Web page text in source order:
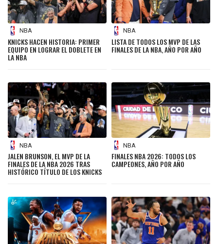
NBA
KNICKS HACEN HISTORIA: PRIMER
EQUIPO EN LOGRAR EL DOBLETE EN
LA NBA
NBA
LISTA DE TODOS LOS MVP DE LAS
FINALES DE LA NBA, AÑO POR AÑO
NBA
JALEN BRUNSON, EL MVP DE LA
FINALES DE LA NBA 2026 TRAS
HISTÓRICO TÍTULO DE LOS KNICKS
NBA
FINALES NBA 2026: TODOS LOS
CAMPEONES, AÑO POR AÑO